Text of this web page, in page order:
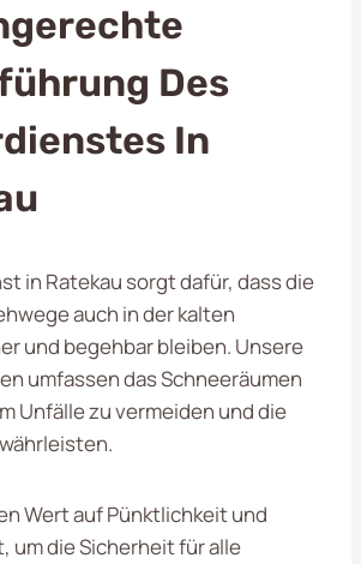
Des
In
in Ratekau sorgt dafür, dass die
auch in der kalten
und begehbar bleiben. Unsere
umfassen das Schneeräumen
Unfälle zu vermeiden und die
Wert auf Pünktlichkeit und
um die Sicherheit für alle